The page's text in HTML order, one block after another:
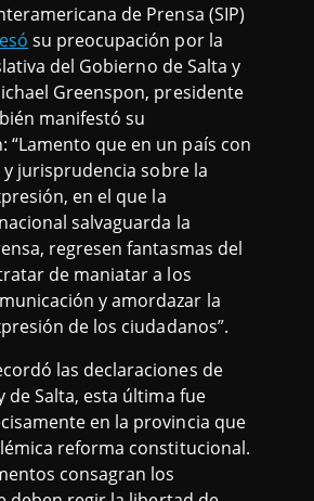
de Prensa (SIP)
su preocupación por la
del Gobierno de Salta y
Greenspon, presidente
manifestó su
“Lamento que en un país con
jurisprudencia sobre la
en el que la
salvaguarda la
regresen fantasmas del
de maniatar a los
y amordazar la
de los ciudadanos”.
las declaraciones de
de Salta, esta última fue
en la provincia que
reforma constitucional.
consagran los